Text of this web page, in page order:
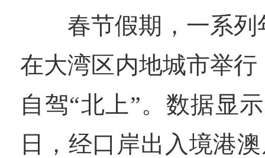
春节假期，一系
在大湾区内地城市举
自驾“北上”。数据显
日，经口岸出入境港